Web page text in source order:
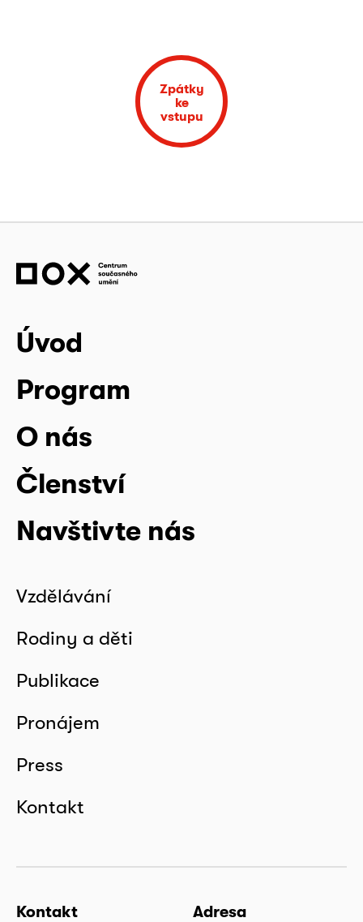
Zpátky
ke
vstupu
Úvod
Program
O nás
Členství
Navštivte nás
Vzdělávání
Rodiny a děti
Publikace
Pronájem
Press
Kontakt
Kontakt Adresa